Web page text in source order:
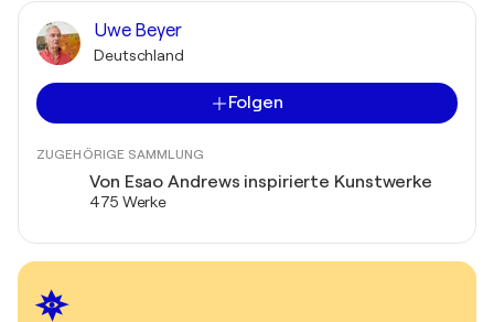
Uwe Beyer
Deutschland
Folgen
ZUGEHÖRIGE SAMMLUNG
Von Esao Andrews inspirierte Kunstwerke
475 Werke